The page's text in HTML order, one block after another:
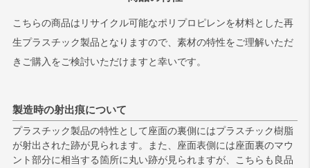
こちらの商品はリサイクル可能なポリプロピレンを材料とした再
生プラスチック製品となりますので、素材の特性をご理解いただ
きご購入をご検討いただけますと幸いです。
製造時の射出痕について
プラスチック製品の特性として座面の裏側にはプラスチック樹脂
が射出された跡が見られます。また、座面表側には座面裏のマウ
ント部分に相当する箇所に丸い跡が見られますが、こちらも良品